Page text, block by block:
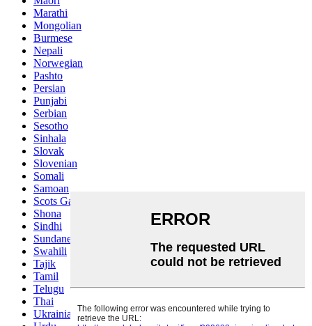
Marathi
Mongolian
Burmese
Nepali
Norwegian
Pashto
Persian
Punjabi
Serbian
Sesotho
Sinhala
Slovak
Slovenian
Somali
Samoan
Scots Gaelic
Shona
Sindhi
Sundanese
Swahili
Tajik
Tamil
Telugu
Thai
Ukrainian